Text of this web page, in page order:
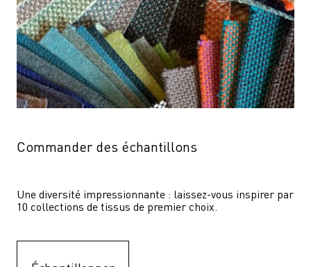
Commander des échantillons
Une diversité impressionnante : laissez-vous inspirer par
10 collections de tissus de premier choix.